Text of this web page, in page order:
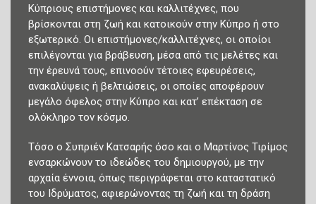
Κύπριους επιστήμονες και καλλιτέχνες, που
βρίσκονται στη ζωή και κατοικούν στην Κύπρο ή στο
εξωτερικό. Οι επιστήμονες/καλλιτέχνες, οι οποίοι
επιλέγονται για βράβευση, μέσα από τις μελέτες και
την έρευνά τους, επινοούν τέτοιες εφευρέσεις,
ανακαλύψεις ή βελτιώσεις, οι οποίες αποφέρουν
μεγάλο όφελος στην Κύπρο και κατ’ επέκταση σε
ολόκληρο τον κόσμο.
Τόσο ο Συπριέν Κατσαρής όσο και ο Μαρτίνος Τιρίμος
ενσαρκώνουν το ιδεώδες του δημιουργού, με την
αρχαία έννοια, όπως περιγράφεται στο καταστατικό
του Ιδρύματος, αφιερώνοντας τη ζωή και τη δράση